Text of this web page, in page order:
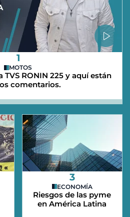
1
MOTOS
RONIN 225 y aquí están
comentarios.
3
ECONOMÍA
Riesgos de las pyme
en América Latina